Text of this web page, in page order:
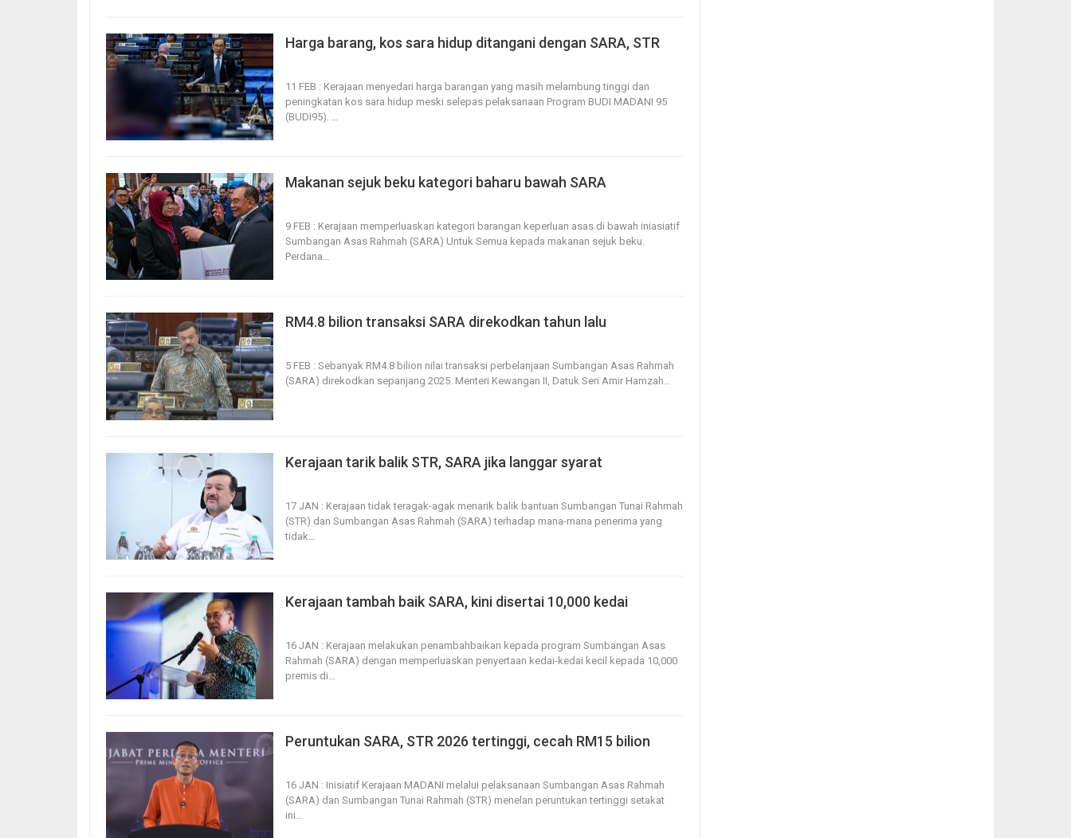
Harga barang, kos sara hidup ditangani dengan SARA, STR
11 FEB : Kerajaan menyedari harga barangan yang masih melambung tinggi dan
peningkatan kos sara hidup meski selepas pelaksanaan Program BUDI MADANI 95
(BUDI95).
Makanan sejuk beku kategori baharu bawah SARA
9 FEB : Kerajaan memperluaskan kategori barangan keperluan asas di bawah iniasiatif
Sumbangan Asas Rahmah (SARA) Untuk Semua kepada makanan sejuk beku.
Perdana
RM4.8 bilion transaksi SARA direkodkan tahun lalu
5 FEB : Sebanyak RM4.8 bilion nilai transaksi perbelanjaan Sumbangan Asas Rahmah
(SARA) direkodkan sepanjang 2025. Menteri Kewangan II, Datuk Seri Amir Hamzah…
Kerajaan tarik balik STR, SARA jika langgar syarat
17 JAN : Kerajaan tidak teragak-agak menarik balik bantuan Sumbangan Tunai Rahmah
(STR) dan Sumbangan Asas Rahmah (SARA) terhadap mana-mana penerima yang
tidak
Kerajaan tambah baik SARA, kini disertai 10,000 kedai
16 JAN : Kerajaan melakukan penambahbaikan kepada program Sumbangan Asas
Rahmah (SARA) dengan memperluaskan penyertaan kedai-kedai kecil kepada 10,000
premis di…
Peruntukan SARA, STR 2026 tertinggi, cecah RM15 bilion
16 JAN : Inisiatif Kerajaan MADANI melalui pelaksanaan Sumbangan Asas Rahmah
(SARA) dan Sumbangan Tunai Rahmah (STR) menelan peruntukan tertinggi setakat
ini…